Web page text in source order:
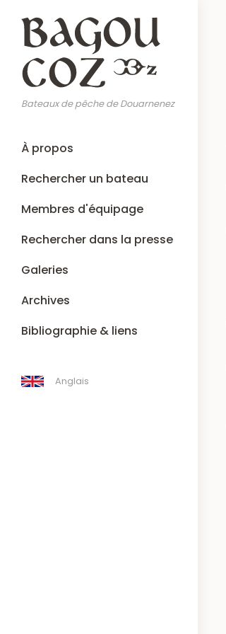
contenu
principal
Bateaux de pêche de Douarnenez
Main
navigation
À propos
Rechercher un bateau
Membres d'équipage
Rechercher dans la presse
Galeries
Archives
Bibliographie & liens
Anglais